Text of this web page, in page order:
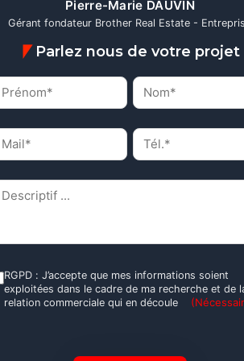
Pierre-Marie DAUVIN
Gérant fondateur Brother Real Estate -
Parlez nous de votre projet
(Nécessaire)
Nom*
(Nécessaire)
(Nécessaire)
Tél.*
(Nécessaire)
(Nécessaire)
(Nécessaire)
RGPD : J’accepte que mes informations soient
exploitées dans le cadre de ma recherche et de
relation commerciale qui en découle